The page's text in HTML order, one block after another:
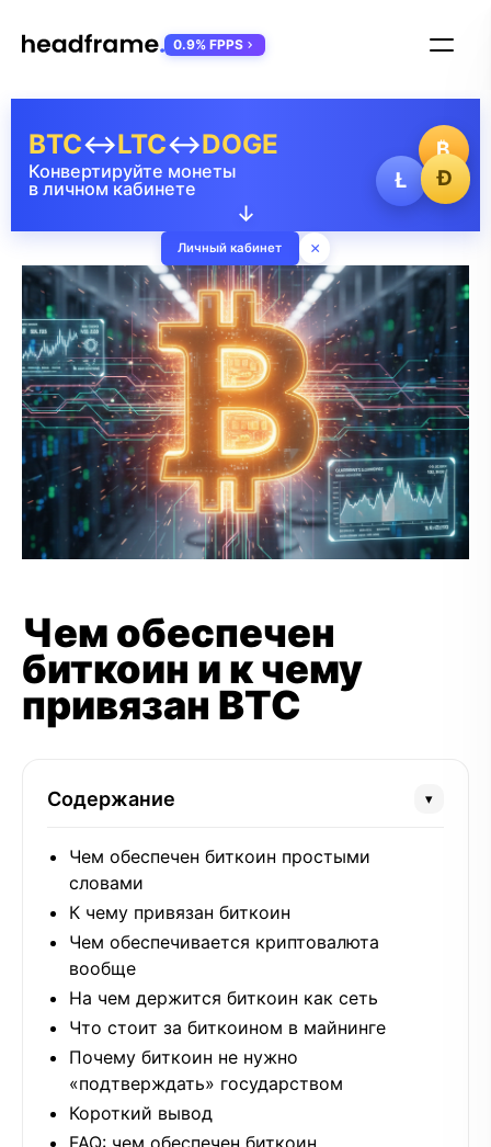
₿
Ł
Ð
Конвертируйте монеты
в личном кабинете
BTC↔LTC↔DOGE
↓
Личный кабинет ×
0.9% FPPS
Чем обеспечен
биткоин и к чему
привязан BTC
Содержание ▾
Чем обеспечен биткоин простыми
словами
К чему привязан биткоин
Чем обеспечивается криптовалюта
вообще
На чем держится биткоин как сеть
Что стоит за биткоином в майнинге
Почему биткоин не нужно
«подтверждать» государством
Короткий вывод
FAQ: чем обеспечен биткоин